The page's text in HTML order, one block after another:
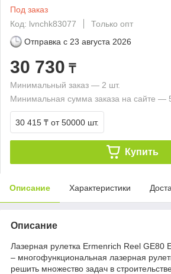
Под заказ
Код: lvnchk83077
Только опт
Отправка с 23 августа 2026
30 730 ₸
Минимальный заказ — 2 шт.
Минимальная сумма заказа на сайте —
30 415 ₸ от 50000 шт.
Купить
Описание Характеристики
Описание
Лазерная рулетка Ermenrich Reel GE80
– многофункциональная лазерная
решить множество задач в